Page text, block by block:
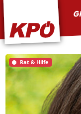
Rat & Hilfe